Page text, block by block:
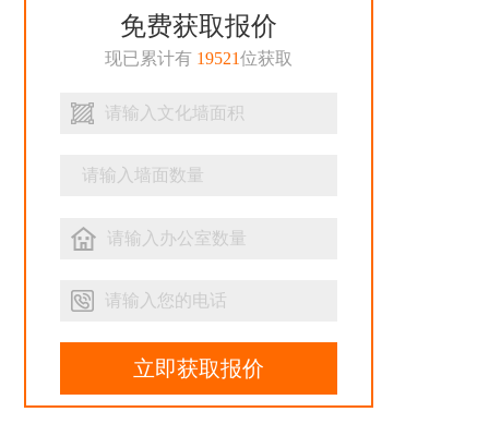
免费获取报价
现已累计有 19521位获取
立即获取报价